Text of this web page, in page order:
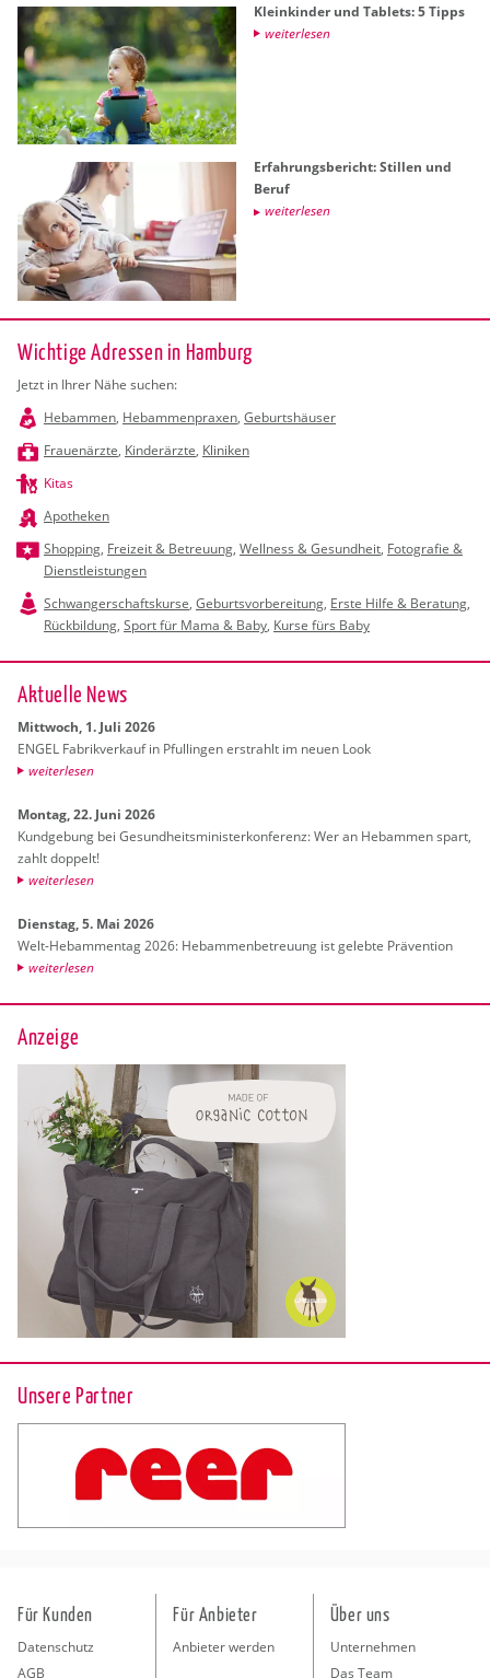
Klein­kin­der und Ta­blets: 5 Tipps
wei­ter­le­sen
Er­fah­rungs­be­richt: Stil­len und
Beruf
wei­ter­le­sen
Wichtige Adressen in Hamburg
Jetzt in Ihrer Nähe suchen:
Hebammen, Hebammenpraxen, Geburtshäuser
Frauenärzte, Kinderärzte, Kliniken
Kitas
Apotheken
Shopping, Freizeit & Betreuung, Wellness & Gesundheit, Fotografie &
Dienstleistungen
Schwangerschaftskurse, Geburtsvorbereitung, Erste Hilfe & Beratung,
Rückbildung, Sport für Mama & Baby, Kurse fürs Baby
Ak­tu­el­le News
Mitt­woch, 1. Juli 2026
ENGEL Fa­brik­ver­kauf in Pful­lin­gen er­strahlt im neuen Look
wei­ter­le­sen
Mon­tag, 22. Juni 2026
Kund­ge­bung bei Ge­sund­heits­mi­nis­ter­kon­fe­renz: Wer an Heb­am­men spart,
zahlt dop­pelt!
wei­ter­le­sen
Diens­tag, 5. Mai 2026
Welt-Heb­am­men­tag 2026: Heb­am­men­be­treu­ung ist ge­leb­te Prä­ven­ti­on
wei­ter­le­sen
Anzeige
Unsere Partner
Für Kunden
Datenschutz
AGB
Für Anbieter
Anbieter werden
Über uns
Unternehmen
Das Team